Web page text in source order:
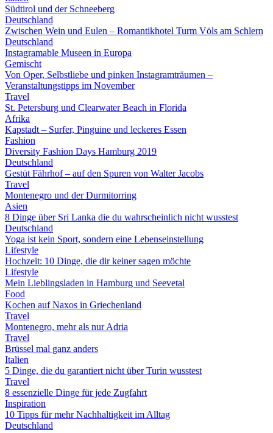
Südtirol und der Schneeberg
Deutschland
Zwischen Wein und Eulen – Romantikhotel Turm Völs am Schlern
Deutschland
Instagramable Museen in Europa
Gemischt
Von Oper, Selbstliebe und pinken Instagramträumen –
Veranstaltungstipps im November
Travel
St. Petersburg und Clearwater Beach in Florida
Afrika
Kapstadt – Surfer, Pinguine und leckeres Essen
Fashion
Diversity Fashion Days Hamburg 2019
Deutschland
Gestüt Fährhof – auf den Spuren von Walter Jacobs
Travel
Montenegro und der Durmitorring
Asien
8 Dinge über Sri Lanka die du wahrscheinlich nicht wusstest
Deutschland
Yoga ist kein Sport, sondern eine Lebenseinstellung
Lifestyle
Hochzeit: 10 Dinge, die dir keiner sagen möchte
Lifestyle
Mein Lieblingsladen in Hamburg und Seevetal
Food
Kochen auf Naxos in Griechenland
Travel
Montenegro, mehr als nur Adria
Travel
Brüssel mal ganz anders
Italien
5 Dinge, die du garantiert nicht über Turin wusstest
Travel
8 essenzielle Dinge für jede Zugfahrt
Inspiration
10 Tipps für mehr Nachhaltigkeit im Alltag
Deutschland